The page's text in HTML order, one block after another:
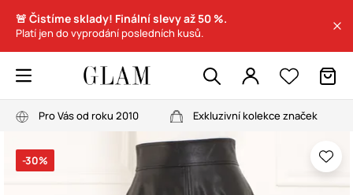
🚨 Čistíme sklady! Finální slevy až 50 %.
Platí jen do vyprodání posledních kusů.
Pro Vás od roku 2010 Exkluzivní kolekce značek
-30%